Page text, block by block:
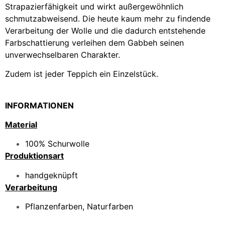
Strapazierfähigkeit und wirkt außergewöhnlich
schmutzabweisend. Die heute kaum mehr zu findende
Verarbeitung der Wolle und die dadurch entstehende
Farbschattierung verleihen dem Gabbeh seinen
unverwechselbaren Charakter.
Zudem ist jeder Teppich ein Einzelstück.
INFORMATIONEN
Material
100% Schurwolle
Produktionsart
handgeknüpft
Verarbeitung
Pflanzenfarben, Naturfarben